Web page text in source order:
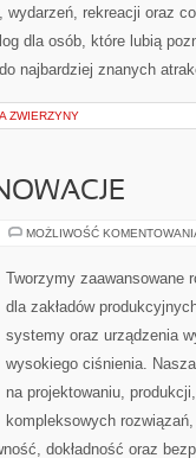
wydarzeń, rekreacji oraz
dla osób, które lubią
najbardziej znanych
ZWIERZYNY
MOŻLIWOŚĆ
Tworzymy zaawansowane
dla zakładów
systemy oraz urządzenia
wysokiego ciśnienia.
na projektowaniu,
kompleksowych
dokładność oraz